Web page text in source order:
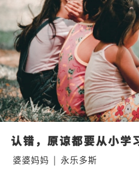
认错，原谅都要从小学
婆婆妈妈 | 永乐多斯